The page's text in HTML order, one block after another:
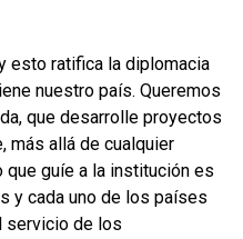
esto ratifica la diplomacia
nuestro país. Queremos
que desarrolle proyectos
más allá de cualquier
guíe a la institución es
y cada uno de los países
servicio de los